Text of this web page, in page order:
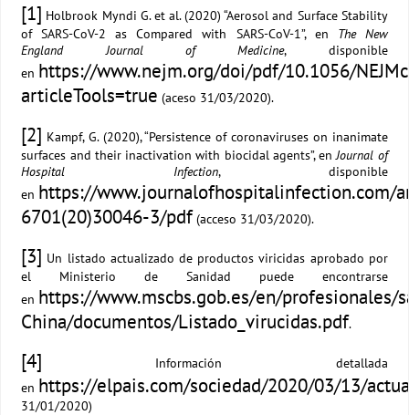
[1] Holbrook Myndi G. et al. (2020) “Aerosol and Surface Stability
of SARS-CoV-2 as Compared with SARS-CoV-1”, en The New
England Journal of Medicine, disponible
en https://www.nejm.org/doi/pdf/10.1056/
articleTools=true (aceso 31/03/2020).
[2] Kampf, G. (2020), “Persistence of coronaviruses on inanimate
surfaces and their inactivation with biocidal agents”, enJournal of
Hospital Infection, disponible
en https://www.journalofhospitalinfection.com/
6701(20)30046-3/pdf (acceso 31/03/2020).
[3] Un listado actualizado de productos viricidas aprobado por
el Ministerio de Sanidad puede encontrarse
en https://www.mscbs.gob.es/en/profesionales/
China/documentos/Listado_virucidas.pdf.
[4] Información detallada
en https://elpais.com/sociedad/2020/03/13/
31/01/2020)